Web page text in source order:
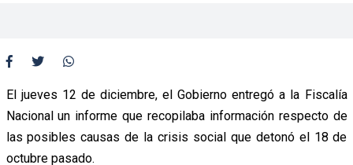
El jueves 12 de diciembre, el Gobierno entregó a la Fiscalía
Nacional un informe que recopilaba información respecto de
las posibles causas de la crisis social que detonó el 18 de
octubre pasado.